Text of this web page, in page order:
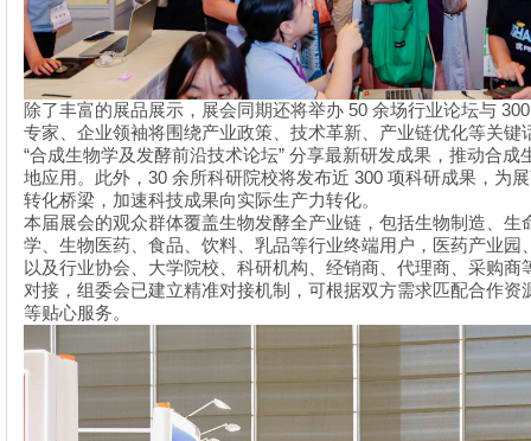
除了丰富的展品展示，展会同期还将举办50 余场行业论坛与
专家、企业领袖将围绕产业政策、技术革新、产业链优化等关键
“合成生物学及发酵前沿技术论坛” 分享最新研发成果，推动合成
地应用。此外， 30 余所科研院校将发布近 300 项科研成果，为
转化桥梁，加速科技成果向实际生产力转化。
本届展会的观众群体覆盖生物发酵全产业链，包括生物制造、生
学、生物医药、食品、饮料、乳品等行业终端用户，医药产业园
以及行业协会、大学院校、科研机构、经销商、代理商、采购商
对接，组委会已建立精准对接机制，可根据双方需求匹配合作资
等贴心服务。